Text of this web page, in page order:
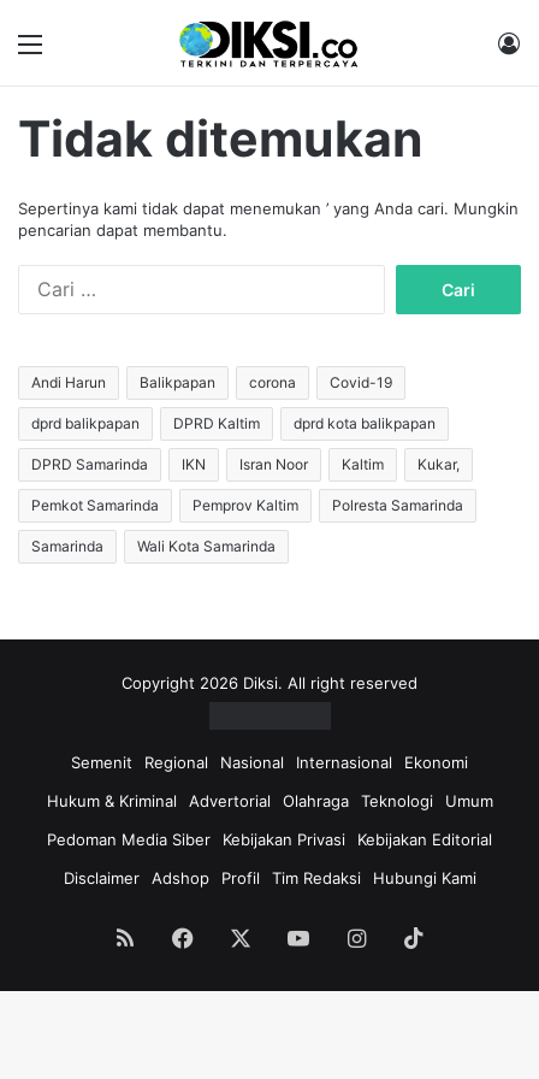
Tidak ditemukan
Sepertinya kami tidak dapat menemukan ’ yang Anda cari. Mungkin
pencarian dapat membantu.
u
n
t
u
k
:
Andi Harun Balikpapan corona Covid-19
dprd balikpapan DPRD Kaltim dprd kota balikpapan
DPRD Samarinda IKN Isran Noor Kaltim Kukar,
Pemkot Samarinda Pemprov Kaltim Polresta Samarinda
Samarinda Wali Kota Samarinda
Copyright 2026 Diksi. All right reserved
Semenit Regional Nasional Internasional
Ekonomi
Hukum & Kriminal
Advertorial Olahraga Teknologi
Umum
Pedoman Media Siber
Kebijakan Privasi
Kebijakan Editorial
Disclaimer
Adshop Profil Tim Redaksi Hubungi Kami
RSS Facebook YouTubeInstagram